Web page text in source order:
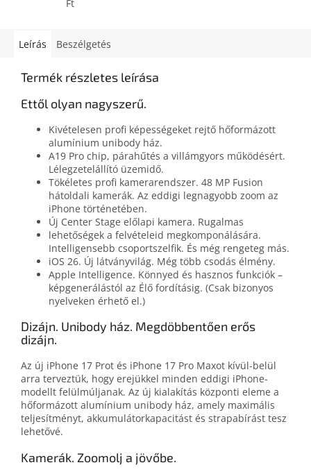
Ft
Leírás Beszélgetés
Termék részletes leírása
Ettől olyan nagyszerű.
Kivételesen profi képességeket rejtő hőformázott
alumínium unibody ház.
A19 Pro chip, párahűtés a villámgyors működésért.
Lélegzetelállító üzemidő.
Tökéletes profi kamerarendszer. 48 MP Fusion
hátoldali kamerák. Az eddigi legnagyobb zoom az
iPhone történetében.
Új Center Stage előlapi kamera. Rugalmas
lehetőségek a felvételeid megkomponálására.
Intelligensebb csoportszelfik. És még rengeteg más.
iOS 26. Új látványvilág. Még több csodás élmény.
Apple Intelligence. Könnyed és hasznos funkciók –
képgenerálástól az Élő fordításig. (Csak bizonyos
nyelveken érhető el.)
Dizájn. Unibody ház. Megdöbbentően erős
dizájn.
Az új iPhone 17 Prot és iPhone 17 Pro Maxot kívül-belül
arra terveztük, hogy erejükkel minden eddigi iPhone-
modellt felül­múljanak. Az új kiala­kí­tás központi eleme a
hő­formázott alumínium unibody ház, amely maximális
teljesít­ményt, akkumulátor­kapacitást és strapa­bírást tesz
lehetővé.
Kamerák. Zoomolj a jövőbe.